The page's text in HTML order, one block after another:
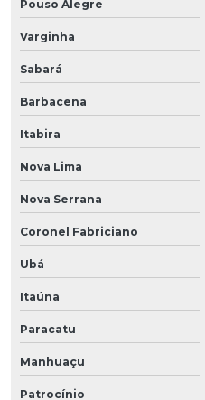
Pouso Alegre
Varginha
Sabará
Barbacena
Itabira
Nova Lima
Nova Serrana
Coronel Fabriciano
Ubá
Itaúna
Paracatu
Manhuaçu
Patrocínio